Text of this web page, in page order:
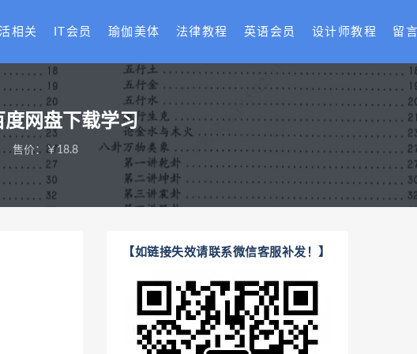
相关 IT会员 瑜伽美体 法律教程 英语会员 设计师教程 留
网盘下载学习
售价：￥18.8
【如链接失效请联系微信客服补发！】